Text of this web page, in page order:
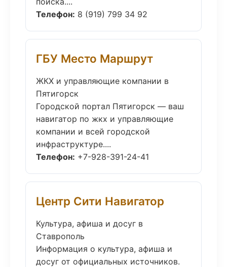
Телефон: 8 (919) 799 34 92
ГБУ Место Маршрут
ЖКХ и управляющие компании в
Пятигорск
Городской портал Пятигорск — ваш
навигатор по жкх и управляющие
компании и всей городской
инфраструктуре....
Телефон: +7-928-391-24-41
Центр Сити Навигатор
Культура, афиша и досуг в
Ставрополь
Информация о культура, афиша и
досуг от официальных источников.